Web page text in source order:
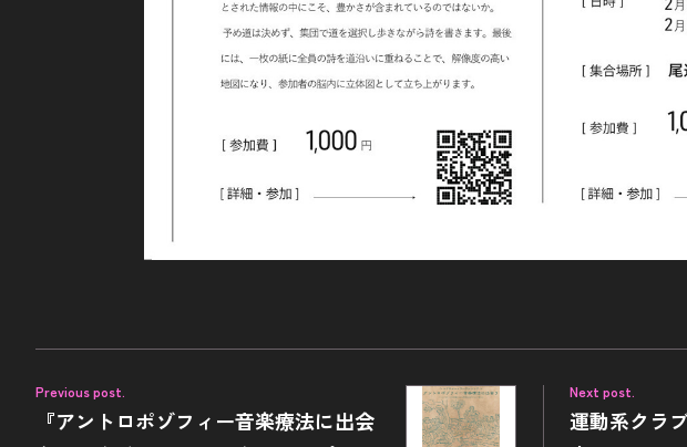
Previous post.
『アントロポゾフィー音楽療法に出会
Next post.
運動系クラ